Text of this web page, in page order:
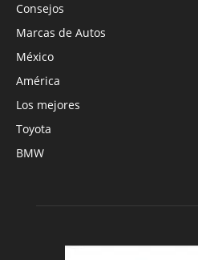
Consejos
Marcas de Autos
México
América
Los mejores
Toyota
BMW